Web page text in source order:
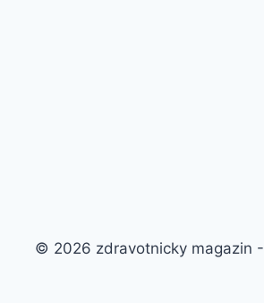
© 2026 zdravotnicky magazin -